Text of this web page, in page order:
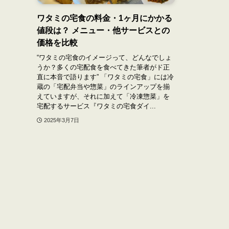
ワタミの宅食の料金・1ヶ月にかかる
値段は？ メニュー・他サービスとの
価格を比較
“ワタミの宅食のイメージって、どんなでしょ
うか？多くの宅配食を食べてきた筆者がド正
直に本音で語ります” 「ワタミの宅食」には冷
蔵の「宅配弁当や惣菜」のラインアップを揃
えていますが、それに加えて「冷凍惣菜」を
宅配するサービス『ワタミの宅食ダイ...
2025年3月7日